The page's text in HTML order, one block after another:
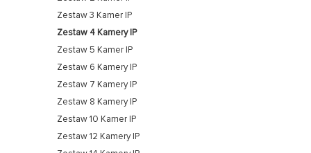
Zestaw 3 Kamer IP
Zestaw 4 Kamery IP
Zestaw 5 Kamer IP
Zestaw 6 Kamery IP
Zestaw 7 Kamery IP
Zestaw 8 Kamery IP
Zestaw 10 Kamer IP
Zestaw 12 Kamery IP